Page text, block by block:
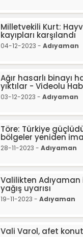
Milletvekili Kurt:
kayıpları karşılandı
04-12-2023 - Adıyaman
Ağır hasarlı binayı
yıktılar - Videolu
03-12-2023 - Adıyaman
Töre: Türkiye
bölgeler yeniden
28-11-2023 - Adıyaman
Valilikten
yağış uyarısı
19-11-2023 - Adıyaman
Vali Varol, afet